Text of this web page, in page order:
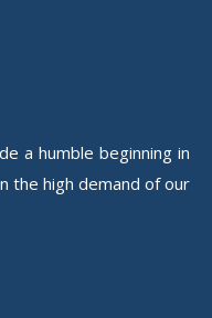
a humble beginning in
the high demand of our